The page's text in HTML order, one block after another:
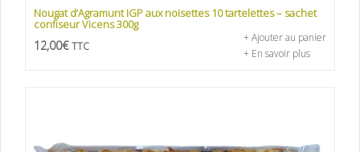
Nougat d’Agramunt IGP aux noisettes 10 tartelettes – sachet
confiseur Vicens 300g
12,00€ TTC
+ Ajouter au panier
+ En savoir plus